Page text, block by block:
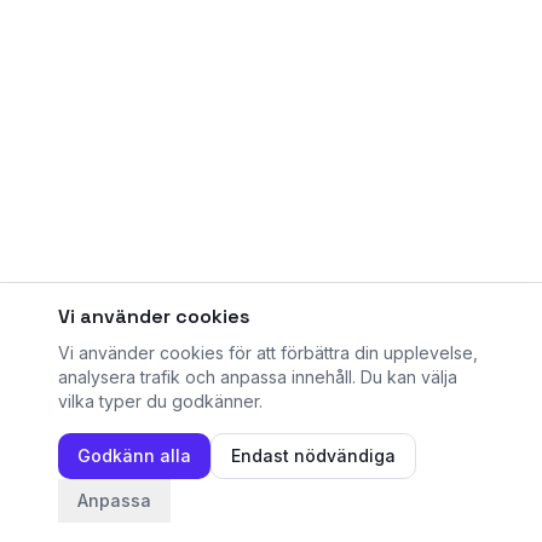
Vi använder cookies
Vi använder cookies för att förbättra din upplevelse,
analysera trafik och anpassa innehåll. Du kan välja
vilka typer du godkänner.
Godkänn alla Endast nödvändiga
Anpassa